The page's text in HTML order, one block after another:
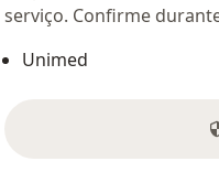
serviço. Confirme
Unimed